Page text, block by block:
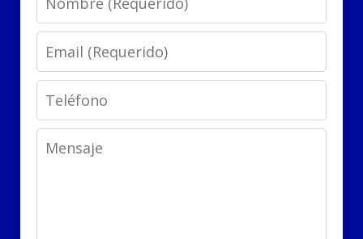
Email
Phone
Message